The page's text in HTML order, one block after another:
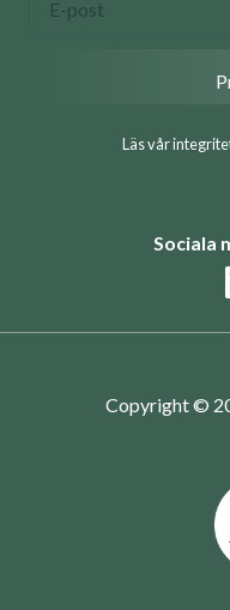
Läs vår
Sociala
Copyright ©